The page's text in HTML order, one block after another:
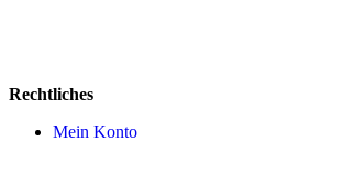
Rechtliches
Mein Konto